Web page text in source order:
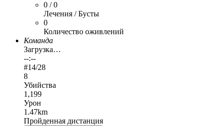
0 / 0
Лечения / Бусты
0
Количество оживлений
Команда
Загрузка…
--:--
#14/28
8
Убийства
1,199
Урон
1.47km
Пройденная дистанция